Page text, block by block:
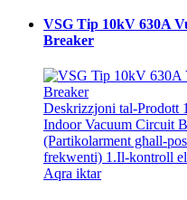
VSG Tip 10kV 630A
Breaker
Deskrizzjoni tal-Prodott
Indoor Vacuum Circuit
(Partikolarment għall-
frekwenti) 1.Il-kontroll
Aqra iktar